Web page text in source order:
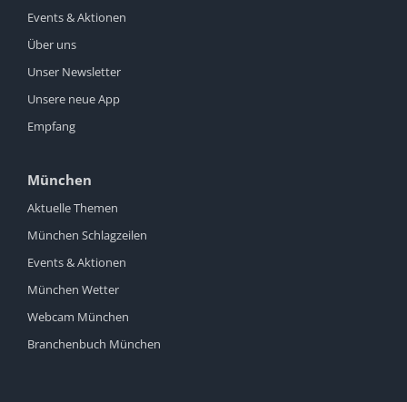
Events & Aktionen
Über uns
Unser Newsletter
Unsere neue App
Empfang
München
Aktuelle Themen
München Schlagzeilen
Events & Aktionen
München Wetter
Webcam München
Branchenbuch München